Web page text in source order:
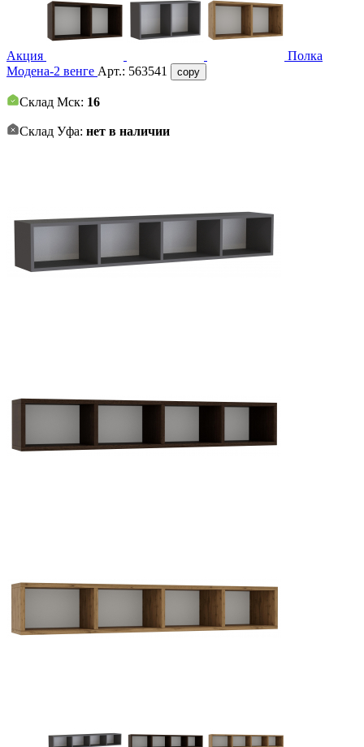
Акция
Полка
Модена-2 венге Арт.: 563541 copy
Склад Мск: 16
Склад Уфа: нет в наличии